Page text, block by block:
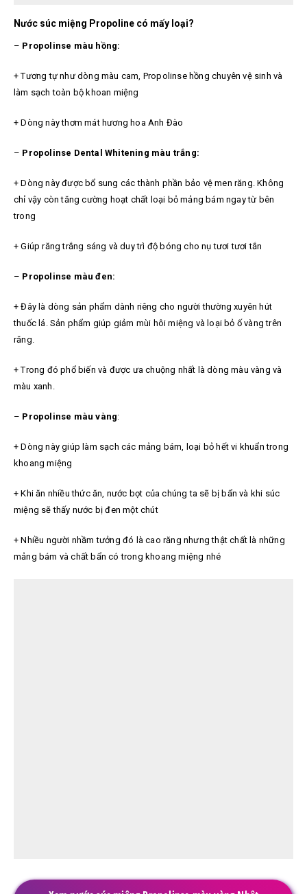
Nước súc miệng Propoline có mấy loại?
– Propolinse màu hồng:
+ Tương tự như dòng màu cam, Propolinse hồng chuyên vệ sinh và
làm sạch toàn bộ khoan miệng
+ Dòng này thơm mát hương hoa Anh Đào
– Propolinse Dental Whitening màu trắng:
+ Dòng này được bổ sung các thành phần bảo vệ men răng. Không
chỉ vậy còn tăng cường hoạt chất loại bỏ mảng bám ngay từ bên
trong
+ Giúp răng trắng sáng và duy trì độ bóng cho nụ tươi tươi tắn
– Propolinse màu đen:
+ Đây là dòng sản phẩm dành riêng cho người thường xuyên hút
thuốc lá. Sản phẩm giúp giảm mùi hôi miệng và loại bỏ ố vàng trên
răng.
+ Trong đó phổ biến và được ưa chuộng nhất là dòng màu vàng và
màu xanh.
– Propolinse màu vàng:
+ Dòng này giúp làm sạch các mảng bám, loại bỏ hết vi khuẩn trong
khoang miệng
+ Khi ăn nhiều thức ăn, nước bọt của chúng ta sẽ bị bẩn và khi súc
miệng sẽ thấy nước bị đen một chút
+ Nhiều người nhầm tưởng đó là cao răng nhưng thật chất là những
mảng bám và chất bẩn có trong khoang miệng nhé